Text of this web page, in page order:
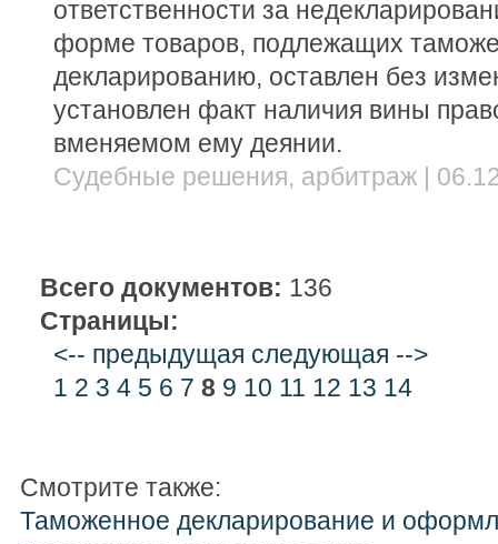
ответственности за
форме товаров, подлежащих
декларированию, оставлен без
установлен факт наличия вины
вменяемом ему деянии.
Судебные решения, арбитраж |
Всего документов: 136
Страницы:
<-- предыдущая следующая -->
1 2 3 4 5 6 7 8 9 10 11 12 13 14
Смотрите также:
Таможенное декларирование и